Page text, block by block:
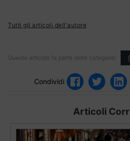
Tutti gli articoli dell'autore
Questo articolo fa parte delle categorie:
Condividi
Articoli